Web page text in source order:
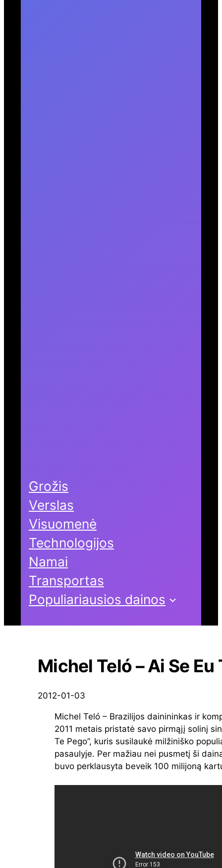
Grožis
Verslas
Visuomenė
Technologijos
Namai
Transportas
Populiariausios dainos
Michel Teló – Ai Se Eu
2012-01-03
Michel Teló – Brazilijos dainininkas ir
2011 metais pristatė savo pirmąjį solinį
Te Pego”, kuris susilaukė milžiniško
pasaulyje. Per mažiau nei pusmetį ši
buvo perklausyta beveik 100 milijoną